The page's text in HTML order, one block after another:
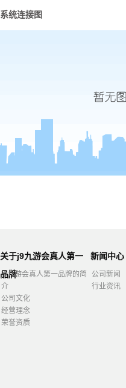
系统连接图
关于j9九游会真人第一
品牌
j9九游会真人第一品牌的简
介
公司文化
经营理念
荣誉资质
新闻中心
公司新闻
行业资讯